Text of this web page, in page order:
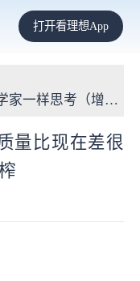
打开看理想App
家一样思考（增补版
量比现在差很